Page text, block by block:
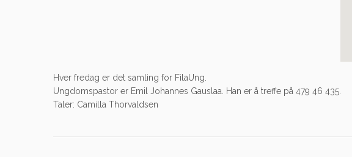
Hver fredag er det samling for FilaUng.
Ungdomspastor er Emil Johannes Gauslaa. Han er å treffe på 479 46 435.
Taler: Camilla Thorvaldsen